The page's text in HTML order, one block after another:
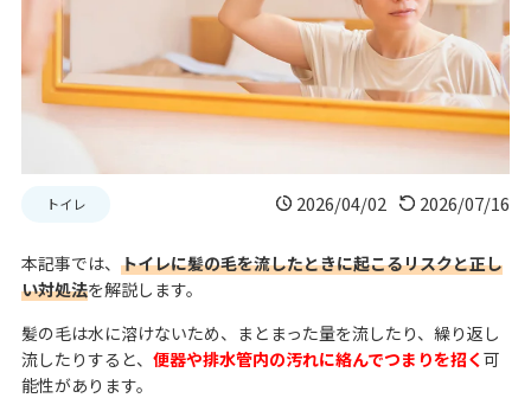
トイレ 2026/04/02 2026/07/16
本記事では、 トイレに髪の毛を流したときに起こるリスクと正し
い対処法を解説します。
髪の毛は水に溶けないため、まとまった量を流したり、繰り返し
流したりすると、 便器や排水管内の汚れに絡んでつまりを招く 可
能性があります。